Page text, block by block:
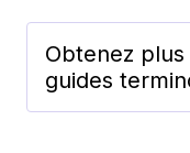
Obtenez
guides